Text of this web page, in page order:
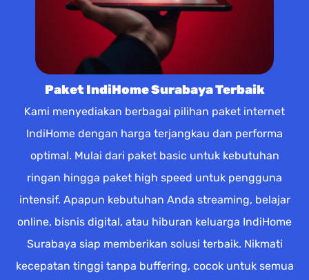
Paket IndiHome Surabaya Terbaik
Kami menyediakan berbagai pilihan paket internet
IndiHome dengan harga terjangkau dan performa
optimal. Mulai dari paket basic untuk kebutuhan
ringan hingga paket high speed untuk pengguna
intensif. Apapun kebutuhan Anda streaming, belajar
online, bisnis digital, atau hiburan keluarga IndiHome
Surabaya siap memberikan solusi terbaik. Nikmati
kecepatan tinggi tanpa buffering, cocok untuk semua